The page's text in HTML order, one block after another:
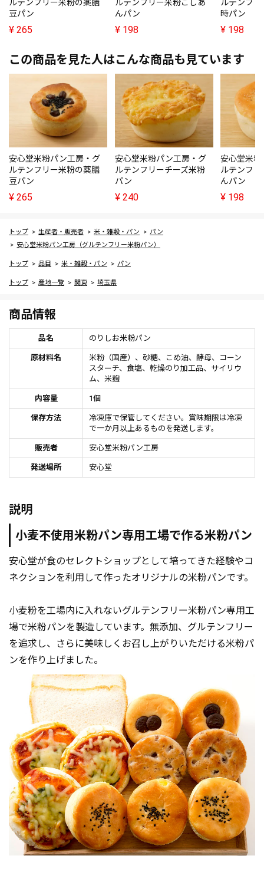
ルテンフリー米粉の薬膳
豆パン
¥ 265
ルテンフリー米粉こしあ
んパン
¥ 198
ルテンフ
時パン
¥ 198
この商品を見た人はこんな商品も見ています
安心堂米粉パン工房・グ
ルテンフリー米粉の薬膳
豆パン
¥ 265
安心堂米粉パン工房・グ
ルテンフリーチーズ米粉
パン
¥ 240
安心堂米
ルテンフ
んパン
¥ 198
トップ 生産者・販売者 米・雑穀・パン
パン
安心堂米粉パン工房（グルテンフリー米粉パン）
トップ 品目 米・雑穀・パン パン
トップ 産地一覧 関東 埼玉県
商品情報
品名 のりしお米粉パン
原材料名
米粉（国産）、砂糖、こめ油、酵母、コーン
スターチ、食塩、乾燥のり加工品、サイリウ
ム、米麹
内容量 1個
保存方法
冷凍庫で保管してください。賞味期限は冷凍
で一か月以上あるものを発送します。
販売者 安心堂米粉パン工房
発送場所 安心堂
説明
小麦不使用米粉パン専用工場で作る米粉パン
安心堂が食のセレクトショップとして培ってきた経験やコ
ネクションを利用して作ったオリジナルの米粉パンです。
小麦粉を工場内に入れないグルテンフリー米粉パン専用工
場で米粉パンを製造しています。無添加、グルテンフリー
を追求し、さらに美味しくお召し上がりいただける米粉パ
ンを作り上げました。